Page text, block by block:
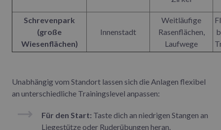
Schrevenpark
(große
Wiesenflächen)
Innenstadt
Weitläufige
Rasenflächen,
Laufwege
Unabhängig vom Standort lassen sich die Anlagen flexibel
an unterschiedliche Trainingslevel anpassen:
Für den Start: Taste dich an niedrigen Stangen an
Liegestütze oder Ruderübungen heran.